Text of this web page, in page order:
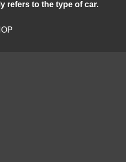
refers to the type of car.